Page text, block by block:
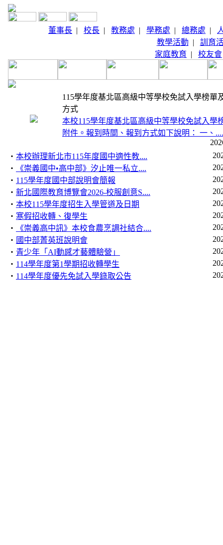
董事長 | 校長 | 教務處 | 學務處 | 總務處 |
教學活動 | 訓育
家庭教育 | 校友會
115學年度基北區高級中等學校免試入學榜單
方式
本校115學年度基北區高級中等學校免試入學
附件。報到時間、報到方式如下說明： 一、
‧ 本校辦理新北市115年度國中適性教....
‧
《崇義國中•高中部》汐止唯一私立....
‧ 115學年度國中部說明會簡報
‧ 新北國際教育博覽會2026-校服創意S....
‧ 本校115學年度招生入學管道及日期
‧ 寒假招收轉、復學生
‧
《崇義高中訊》本校食農烹調社結合....
‧ 國中部菁英班說明會
‧ 青少年「AI動感才藝體驗營」
‧ 114學年度第1學期招收轉學生
‧ 114學年度優先免試入學錄取公告